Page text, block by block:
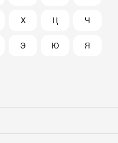
Х Ц Ч
Э Ю Я